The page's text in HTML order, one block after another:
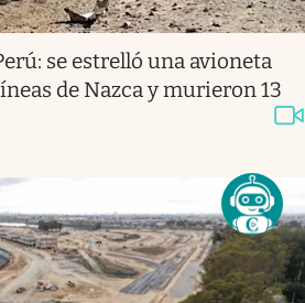
se estrelló una avioneta
de Nazca y murieron 13